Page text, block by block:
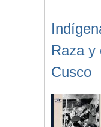
Raza y
Cusco